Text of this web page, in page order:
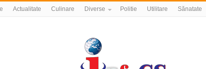
Actualitate Culinare Diverse Politie Utilitare Sănatate